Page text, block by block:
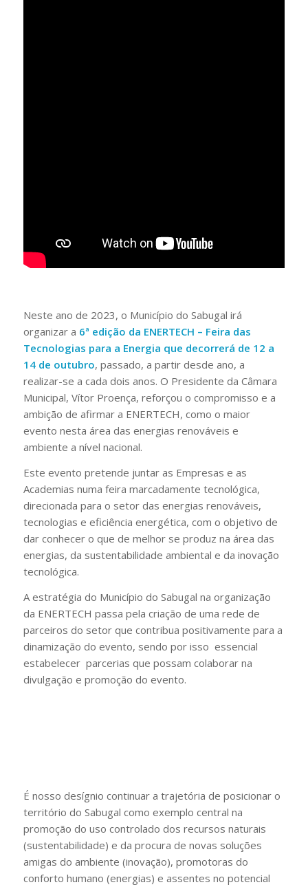
Neste ano de 2023, o Município do Sabugal irá
organizar a 6ª edição da ENERTECH – Feira das
Tecnologias para a Energia que decorrerá de 12 a
14 de outubro, passado, a partir desde ano, a
realizar-se a cada dois anos. O Presidente da Câmara
Municipal, Vítor Proença, reforçou o compromisso e a
ambição de afirmar a ENERTECH, como o maior
evento nesta área das energias renováveis e
ambiente a nível nacional.
Este evento pretende juntar as Empresas e as
Academias numa feira marcadamente tecnológica,
direcionada para o setor das energias renováveis,
tecnologias e eficiência energética, com o objetivo de
dar conhecer o que de melhor se produz na área das
energias, da sustentabilidade ambiental e da inovação
tecnológica.
A estratégia do Município do Sabugal na organização
da ENERTECH passa pela criação de uma rede de
parceiros do setor que contribua positivamente para a
dinamização do evento, sendo por isso essencial
estabelecer parcerias que possam colaborar na
divulgação e promoção do evento.
É nosso desígnio continuar a trajetória de posicionar o
território do Sabugal como exemplo central na
promoção do uso controlado dos recursos naturais
(sustentabilidade) e da procura de novas soluções
amigas do ambiente (inovação), promotoras do
conforto humano (energias) e assentes no potencial